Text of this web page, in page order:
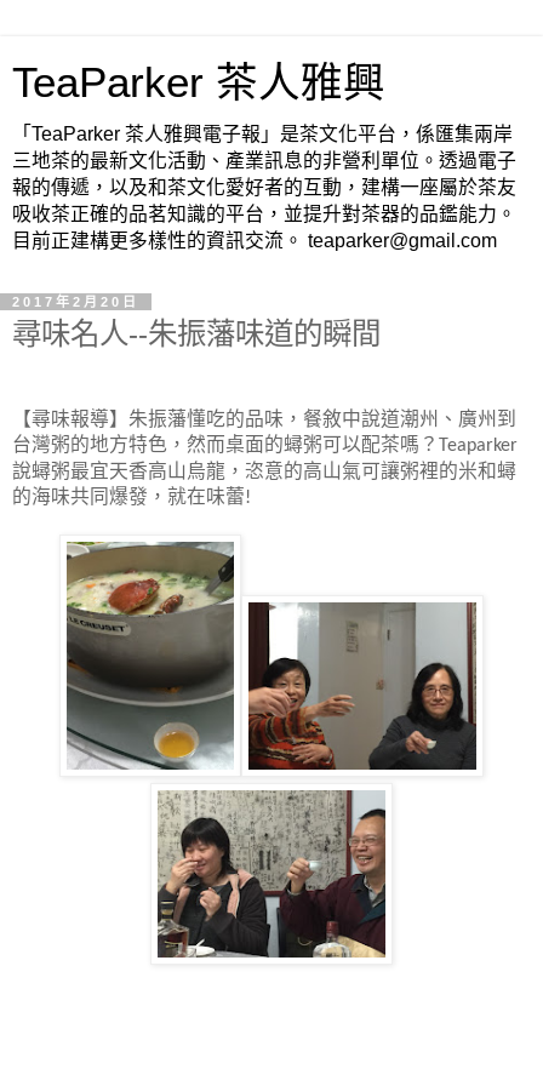
TeaParker 茶人雅興
「TeaParker 茶人雅興電子報」是茶文化平台，係匯集兩岸
三地茶的最新文化活動、產業訊息的非營利單位。透過電子
報的傳遞，以及和茶文化愛好者的互動，建構一座屬於茶友
吸收茶正確的品茗知識的平台，並提升對茶器的品鑑能力。
目前正建構更多樣性的資訊交流。 teaparker@gmail.com
2017年2月20日
尋味名人--朱振藩味道的瞬間
【尋味報導】朱振藩懂吃的品味，餐敘中說道潮州、廣州到
台灣粥的地方特色，然而桌面的蟳粥可以配茶嗎？
Teaparker
說蟳粥最宜天香高山烏龍，恣意的高山氣可讓粥裡的米和蟳
的海味共同爆發，就在味蕾!